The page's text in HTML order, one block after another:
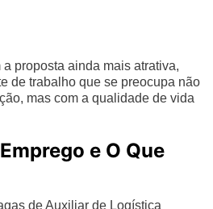
proposta ainda mais atrativa,
de trabalho que se preocupa não
mas com a qualidade de vida
e O Que
de Auxiliar de Logística